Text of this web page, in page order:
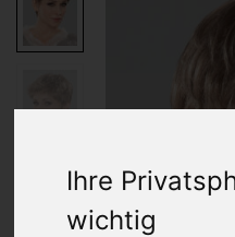
Ihre
wichtig